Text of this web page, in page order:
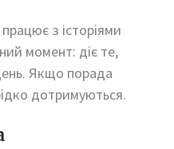
з історіями
момент: діє те,
Якщо порада
дотримуються.